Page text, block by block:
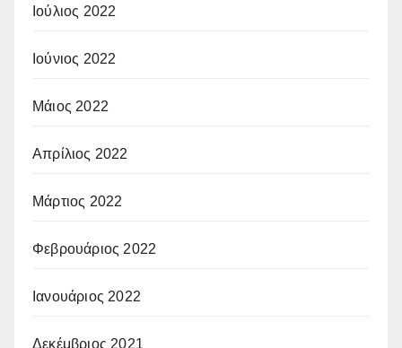
Ιούλιος 2022
Ιούνιος 2022
Μάιος 2022
Απρίλιος 2022
Μάρτιος 2022
Φεβρουάριος 2022
Ιανουάριος 2022
Δεκέμβριος 2021